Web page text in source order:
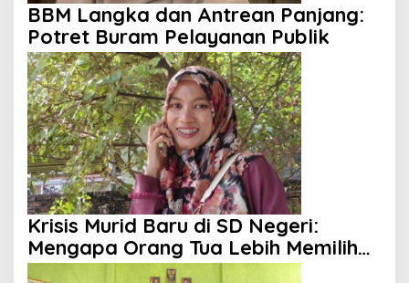
BBM Langka dan Antrean Panjang:
Potret Buram Pelayanan Publik
Krisis Murid Baru di SD Negeri:
Mengapa Orang Tua Lebih Memilih
Sekolah Swasta?